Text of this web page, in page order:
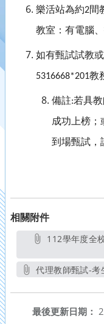
樂活站為約2間
教室：有電腦
如有甄試試教
5316668*201教
備註:若具
成功上榜；
到場甄試，
相關附件
代理教師甄試-
最後更新日期：